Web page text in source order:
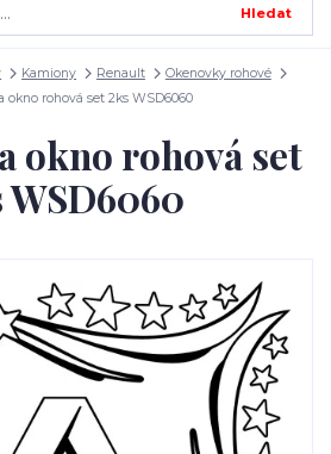
Hledat
Kamiony Renault
Okenovky rohové
okno rohová set 2ks WSD6060
okno rohová set
WSD6060